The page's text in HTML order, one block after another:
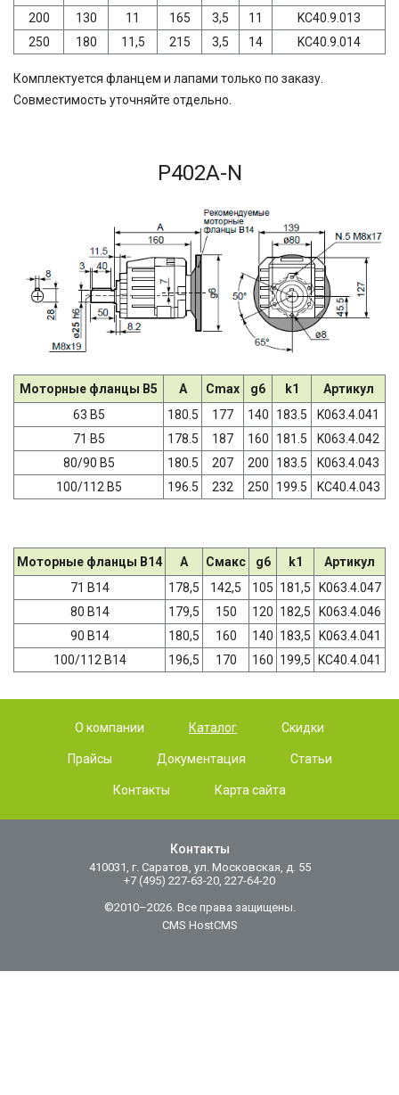
200
130 11 165 3,5 11
KC40.9.013
250
180 11,5 215 3,5 14 KC40.9.014
Комплектуется фланцем и лапами только по заказу.
Совместимость уточняйте отдельно.
P402A-N
Моторные фланцы B5 A Cmax g6 k1
Артикул
63 B5
180.5 177 140 183.5
K063.4.041
71 B5
178.5 187 160 181.5
K063.4.042
80/90 B5
180.5 207 200 183.5
K063.4.043
100/112 B5
196.5 232 250 199.5 KC40.4.043
Моторные фланцы B14 A Cмакс g6 k1
Артикул
71 B14
178,5 142,5 105 181,5
K063.4.047
80 B14
179,5 150 120 182,5
K063.4.046
90 B14
180,5 160 140 183,5
K063.4.041
100/112 B14
196,5 170 160 199,5 KC40.4.041
О компании Каталог Скидки
Прайсы Документация Статьи
Контакты Карта сайта
Контакты
410031, г. Саратов, ул. Московская, д. 55
+7 (495) 227-63-20, 227-64-20
©2010–2026. Все права защищены.
CMS HostCMS